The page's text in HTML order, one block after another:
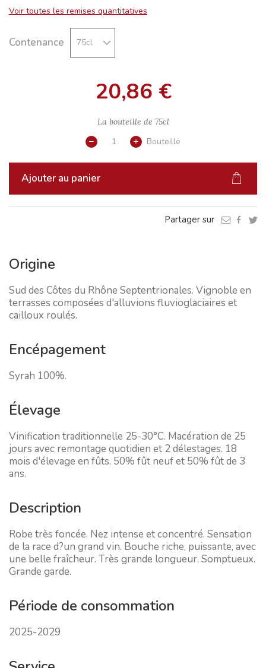
Contenance
Voir toutes les remises quantitatives
20,86 €
La bouteille de 75cl
Bouteille
Ajouter au panier
Partager sur
Origine
Sud des Côtes du Rhône Septentrionales. Vignoble en
terrasses composées d'alluvions fluvioglaciaires et
cailloux roulés.
Encépagement
Syrah 100%.
Élevage
Vinification traditionnelle 25-30°C. Macération de 25
jours avec remontage quotidien et 2 délestages. 18
mois d'élevage en fûts. 50% fût neuf et 50% fût de 3
ans.
Description
Robe très foncée. Nez intense et concentré. Sensation
de la race d?un grand vin. Bouche riche, puissante, avec
une belle fraîcheur. Très grande longueur. Somptueux.
Grande garde.
Période de consommation
2025-2029